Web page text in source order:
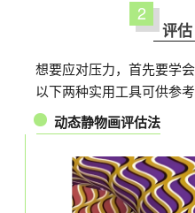
2
评
想要应对压力，首先要学
以下两种实用工具可供参考
动态静物画评估法